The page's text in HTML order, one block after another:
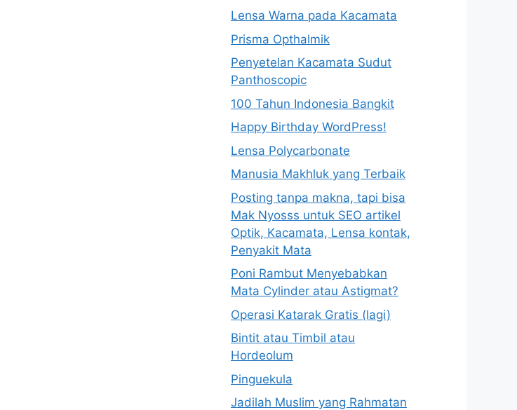
Lensa Warna pada Kacamata
Prisma Opthalmik
Penyetelan Kacamata Sudut
Panthoscopic
100 Tahun Indonesia Bangkit
Happy Birthday WordPress!
Lensa Polycarbonate
Manusia Makhluk yang Terbaik
Posting tanpa makna, tapi bisa
Mak Nyosss untuk SEO artikel
Optik, Kacamata, Lensa kontak,
Penyakit Mata
Poni Rambut Menyebabkan
Mata Cylinder atau Astigmat?
Operasi Katarak Gratis (lagi)
Bintit atau Timbil atau
Hordeolum
Pinguekula
Jadilah Muslim yang Rahmatan